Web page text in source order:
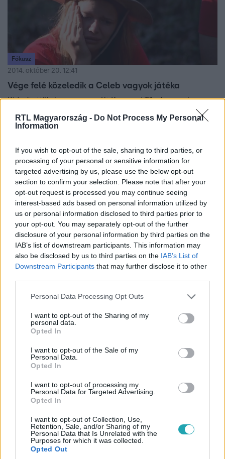
RTL Magyarország - Do Not Process My Personal
Information
If you wish to opt-out of the sale, sharing to third parties, or
processing of your personal or sensitive information for
targeted advertising by us, please use the below opt-out
section to confirm your selection. Please note that after your
opt-out request is processed you may continue seeing
interest-based ads based on personal information utilized by
us or personal information disclosed to third parties prior to
your opt-out. You may separately opt-out of the further
disclosure of your personal information by third parties on the
IAB’s list of downstream participants. This information may
also be disclosed by us to third parties on the IAB’s List of
Downstream Participants that may further disclose it to other
Please note that this website/app uses one or more Google
not limited to your visit or usage behaviour. You may click to
grant or deny consent to Google and its third-party tags to
use your data for below specified purposes in below Google
consent section.
Personal Data Processing Opt Outs
I want to opt-out of the Sharing of my
personal data.
Opted In
I want to opt-out of the Sale of my
Personal Data.
Opted In
I want to opt-out of processing my
Personal Data for Targeted Advertising.
Opted In
I want to opt-out of Collection, Use,
Retention, Sale, and/or Sharing of my
Personal Data that Is Unrelated with the
Purposes for which it was collected.
Opted Out
Fókusz
2014. október 20. 12:41
Vége felé közeledik a Celeb vagyok játéka
Kiderítettük, hogyan reagált Krasznai Tünde arra, hogy
társai kiközösítették és ott voltunk a reptéren is, amikor
Angéla és Miki megérkeztek a nagy dél-afrikai kalandból.
főszerep.
Angéla forró fürdővel kezdte a dzsungelmentes
estéjét